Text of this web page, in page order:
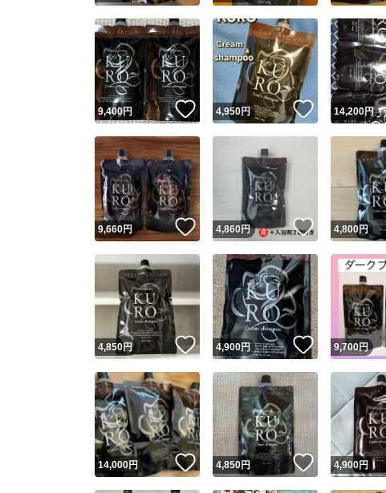
スピード
安心発送
9,400円 いいね！
4,950円 いいね！
14,200円
9,660円 いいね！
4,860円 いいね！
4,800円
4,850円 いいね！
4,900円 いいね！
9,700円
14,000円 いいね！
4,850円 いいね！
4,900円